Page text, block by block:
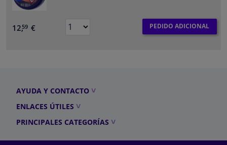
12,59 € PEDIDO ADICIONAL
AYUDA Y CONTACTO
ENLACES ÚTILES
PRINCIPALES CATEGORÍAS